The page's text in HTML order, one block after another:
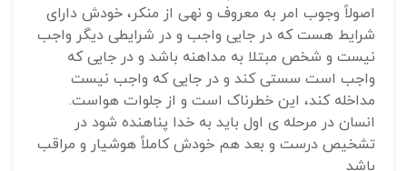
اصولاً وجوب امر به معروف و نهی از منکر، خودش دارای
شرایط هست که در جایی واجب و در شرایطی دیگر واجب
نیست و شخص مبتلا به مداهنه باشد و در جایی که
واجب است سستی کند و در جایی که واجب نیست
مداخله کند، این خطرناک است و از جلوات هواست.
انسان در مرحله ی اول باید به خدا پناهنده شود در
تشخیص درست و بعد هم خودش کاملاً هوشیار و مراقب
باشد